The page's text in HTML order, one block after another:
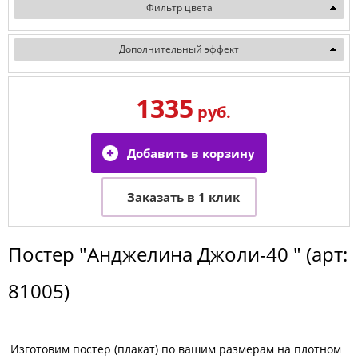
Фильтр цвета
Дополнительный эффект
1335 руб.
Постер "Анджелина Джоли-40 " (арт:
81005)
Изготовим постер (плакат) по вашим размерам на плотном